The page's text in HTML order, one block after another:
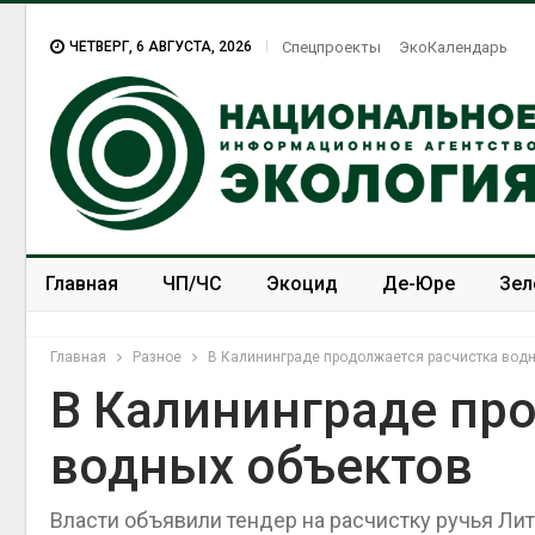
ЧЕТВЕРГ, 6 АВГУСТА, 2026 Спецпроекты ЭкоКалендарь
Главная ЧП/ЧС Экоцид Де-Юре
Главная Разное В Калининграде продолжается расчистка
В Калининграде
водных объектов
Власти объявили тендер на расчистку ручья
Органические яйца
оказались «хуже для
показало пределы